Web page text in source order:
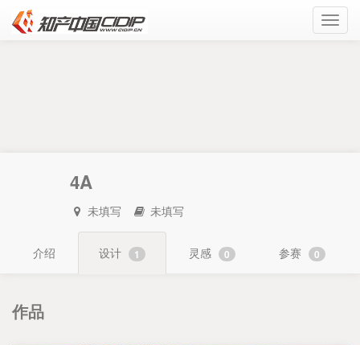
4A
未填写 未填写
介绍 设计 1 灵感 0 参赛 0
作品